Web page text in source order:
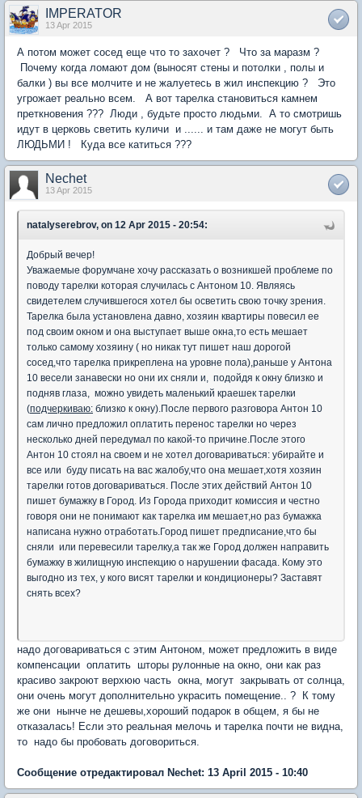
IMPERATOR
13 Apr 2015
А потом может сосед еще что то захочет ? Что за маразм ?
Почему когда ломают дом (выносят стены и потолки , полы и
балки ) вы все молчите и не жалуетесь в жил инспекцию ? Это
угрожает реально всем. А вот тарелка становиться камнем
преткновения ??? Люди , будьте просто людьми. А то смотришь
идут в церковь светить куличи и ...... и там даже не могут быть
ЛЮДЬМИ ! Куда все катиться ???
Nechet
13 Apr 2015
natalyserebrov, on 12 Apr 2015 - 20:54:
Добрый вечер!
Уважаемые форумчане хочу рассказать о возникшей проблеме по
поводу тарелки которая случилась с Антоном 10. Являясь
свидетелем случившегося хотел бы осветить свою точку зрения.
Тарелка была установлена давно, хозяин квартиры повесил ее
под своим окном и она выступает выше окна,то есть мешает
только самому хозяину ( но никак тут пишет наш дорогой
сосед,что тарелка прикреплена на уровне пола),раньше у Антона
10 весели занавески но они их сняли и, подойдя к окну близко и
подняв глаза, можно увидеть маленький краешек тарелки
(подчеркиваю: близко к окну).После первого разговора Антон 10
сам лично предложил оплатить перенос тарелки но через
несколько дней передумал по какой-то причине.После этого
Антон 10 стоял на своем и не хотел договариваться: убирайте и
все или буду писать на вас жалобу,что она мешает,хотя хозяин
тарелки готов договариваться. После этих действий Антон 10
пишет бумажку в Город. Из Города приходит комиссия и честно
говоря они не понимают как тарелка им мешает,но раз бумажка
написана нужно отработать.Город пишет предписание,что бы
сняли или перевесили тарелку,а так же Город должен направить
бумажку в жилищную инспекцию о нарушении фасада. Кому это
выгодно из тех, у кого висят тарелки и кондиционеры? Заставят
снять всех?
надо договариваться с этим Антоном, может предложить в виде
компенсации оплатить шторы рулонные на окно, они как раз
красиво закроют верхюю часть окна, могут закрывать от солнца,
они очень могут дополнительно украсить помещение.. ? К тому
же они нынче не дешевы,хороший подарок в общем, я бы не
отказалась! Если это реальная мелочь и тарелка почти не видна,
то надо бы пробовать договориться.
Сообщение отредактировал Nechet: 13 April 2015 - 10:40